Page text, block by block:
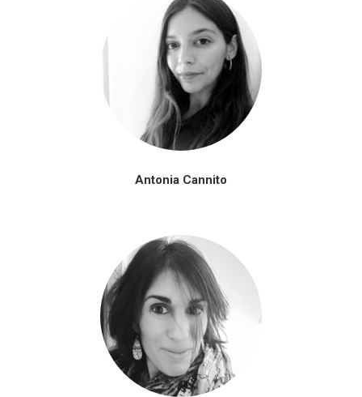
Antonia Cannito